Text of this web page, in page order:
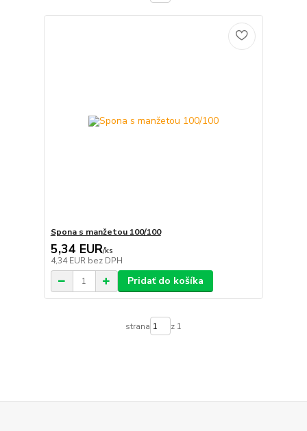
Spona s manžetou 100/100
5,34 EUR/ks
4,34 EUR bez DPH
Pridať do košíka
strana z 1